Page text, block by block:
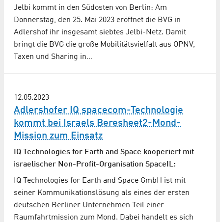
Jelbi kommt in den Südosten von Berlin: Am
Donnerstag, den 25. Mai 2023 eröffnet die BVG in
Adlershof ihr insgesamt siebtes Jelbi-Netz. Damit
bringt die BVG die große Mobilitätsvielfalt aus ÖPNV,
Taxen und Sharing in…
12.05.2023
Adlershofer IQ spacecom-Technologie
kommt bei Israels Beresheet2-Mond-
Mission zum Einsatz
IQ Technologies for Earth and Space kooperiert mit
israelischer Non-Profit-Organisation SpaceIL:
IQ Technologies for Earth and Space GmbH ist mit
seiner Kommunikationslösung als eines der ersten
deutschen Berliner Unternehmen Teil einer
Raumfahrtmission zum Mond. Dabei handelt es sich